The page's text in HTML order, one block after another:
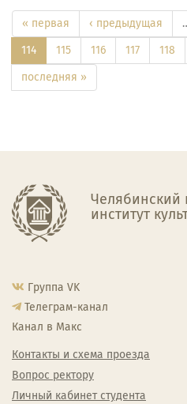
« первая ‹ предыдущая
114
115 116 117 118
последняя »
Челябинский
институт
Группа VK
Телеграм-канал
Канал в Макс
Контакты и схема проезда
Вопрос ректору
Личный кабинет студента